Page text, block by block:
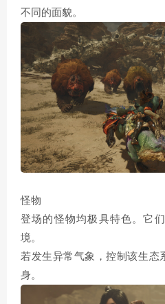
不同的面貌。
怪物
登场的怪物均极具特色。它
境。
若发生异常气象，控制该生态
身。